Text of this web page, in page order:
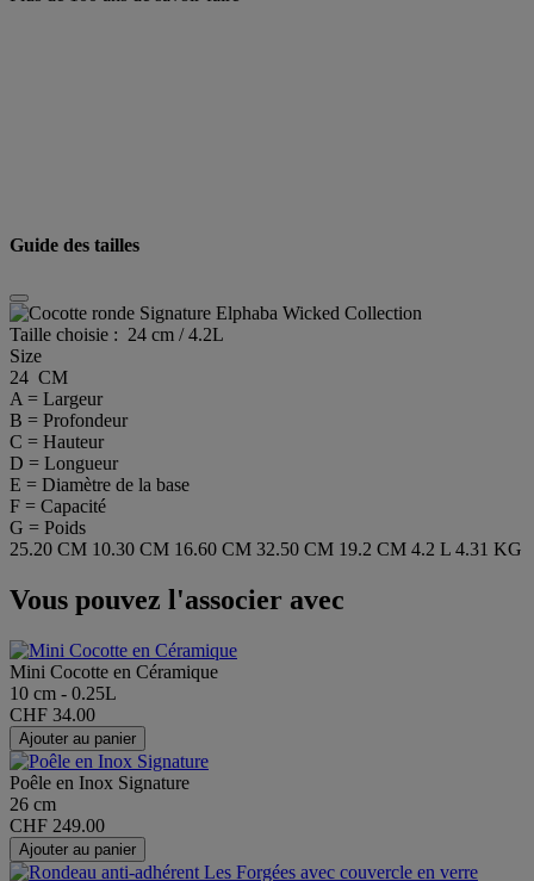
Guide des tailles
Taille choisie : 24 cm / 4.2L
Size
24 CM
A = Largeur
B = Profondeur
C = Hauteur
D = Longueur
E = Diamètre de la base
F = Capacité
G = Poids
25.20 CM 10.30 CM 16.60 CM 32.50 CM 19.2 CM 4.2 L 4.31 KG
Vous pouvez l'associer avec
Mini Cocotte en Céramique
10 cm - 0.25L
CHF 34.00
Ajouter au panier
Poêle en Inox Signature
26 cm
CHF 249.00
Ajouter au panier